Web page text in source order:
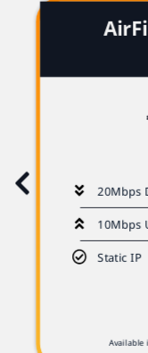
20Mbps
10Mbps
Static IP
Available